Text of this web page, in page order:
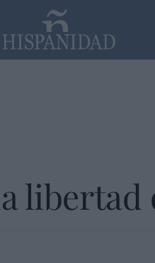
libertad